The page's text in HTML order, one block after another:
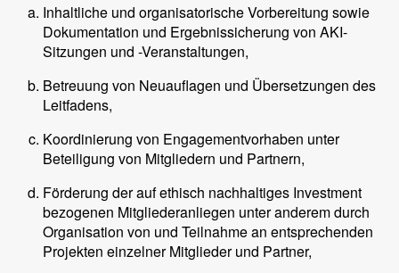
Inhaltliche und organisatorische Vorbereitung sowie
Dokumentation und Ergebnissicherung von AKI-
Sitzungen und -Veranstaltungen,
Betreuung von Neuauflagen und Übersetzungen des
Leitfadens,
Koordinierung von Engagementvorhaben unter
Beteiligung von Mitgliedern und Partnern,
Förderung der auf ethisch nachhaltiges Investment
bezogenen Mitgliederanliegen unter anderem durch
Organisation von und Teilnahme an entsprechenden
Projekten einzelner Mitglieder und Partner,